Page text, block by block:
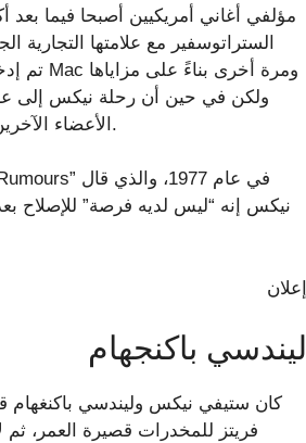
مؤلفي أغاني أمريكيين أصبحا فيما
الستراتوسفير مع علامتها
الأعضاء الآخرين في الفرقة التي جعلت منها أسطورة كانت مثيرة للاهتمام، على أقل تقدير.
إعلان
ليندسي باكنجهام
كان ستيفي نيكس وليندسي باكنغهام